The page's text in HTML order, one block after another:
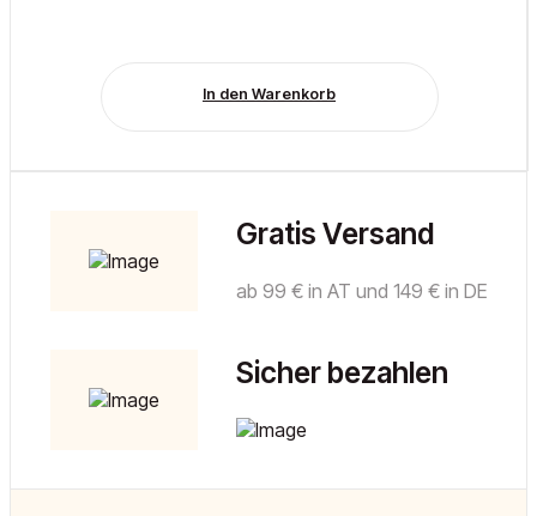
In den Warenkorb
Gratis Versand
ab 99 € in AT und 149 € in DE
Sicher bezahlen